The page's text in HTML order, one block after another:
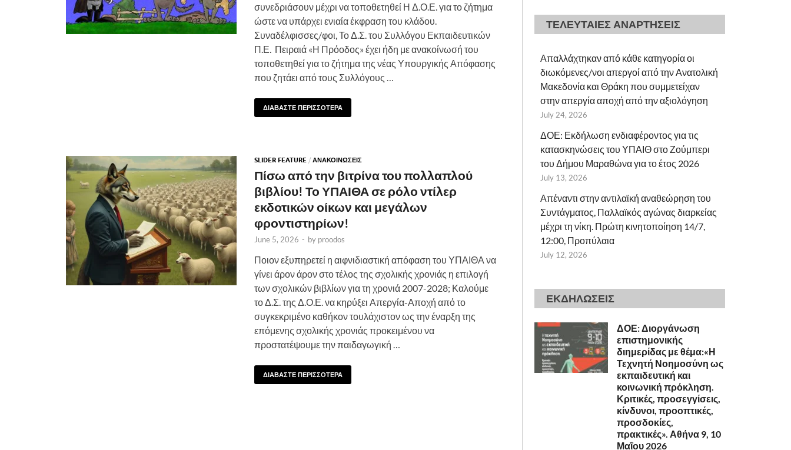
συνεδριάσουν μέχρι να τοποθετηθεί Η Δ.Ο.Ε. για το ζήτημα
ώστε να υπάρχει ενιαία έκφραση του κλάδου.
Συναδέλφισσες/φοι, Το Δ.Σ. του Συλλόγου Εκπαιδευτικών
Π.Ε. Πειραιά «Η Πρόοδος» έχει ήδη με ανακοίνωσή του
τοποθετηθεί για το ζήτημα της νέας Υπουργικής Απόφασης
που ζητάει από τους Συλλόγους …
ΔΙΑΒΑΣΤΕ ΠΕΡΙΣΣΟΤΕΡΑ
SLIDER FEATURE / ΑΝΑΚΟΙΝΩΣΕΙΣ
Πίσω από την βιτρίνα του πολλαπλού
βιβλίου! Το ΥΠΑΙΘΑ σε ρόλο ντίλερ
εκδοτικών οίκων και μεγάλων
φροντιστηρίων!
June 5, 2026 - by proodos
Ποιον εξυπηρετεί η αιφνιδιαστική απόφαση του ΥΠΑΙΘΑ να
γίνει άρον άρον στο τέλος της σχολικής χρονιάς η επιλογή
των σχολικών βιβλίων για τη χρονιά 2007-2028; Καλούμε
το Δ.Σ. της Δ.Ο.Ε. να κηρύξει Απεργία-Αποχή από το
συγκεκριμένο καθήκον τουλάχιστον ως την έναρξη της
επόμενης σχολικής χρονιάς προκειμένου να
προστατέψουμε την παιδαγωγική …
ΔΙΑΒΑΣΤΕ ΠΕΡΙΣΣΟΤΕΡΑ
ΤΕΛΕΥΤΑΙΕΣ ΑΝΑΡΤΗΣΕΙΣ
Απαλλάχτηκαν από κάθε κατηγορία οι
διωκόμενες/νοι απεργοί από την Ανατολική
Μακεδονία και Θράκη που συμμετείχαν
στην απεργία αποχή από την αξιολόγηση
July 24, 2026
ΔΟΕ: Εκδήλωση ενδιαφέροντος για τις
κατασκηνώσεις του ΥΠΑΙΘ στο Ζούμπερι
του Δήμου Μαραθώνα για το έτος 2026
July 13, 2026
Απέναντι στην αντιλαϊκή αναθεώρηση του
Συντάγματος, Παλλαϊκός αγώνας διαρκείας
μέχρι τη νίκη. Πρώτη κινητοποίηση 14/7,
12:00, Προπύλαια
July 12, 2026
ΕΚΔΗΛΩΣΕΙΣ
ΔΟΕ: Διοργάνωση
επιστημονικής
διημερίδας με θέμα:«Η
Τεχνητή Νοημοσύνη ως
εκπαιδευτική και
κοινωνική πρόκληση.
Κριτικές, προσεγγίσεις,
κίνδυνοι, προοπτικές,
προσδοκίες,
πρακτικές». Αθήνα 9, 10
Μαΐου 2026